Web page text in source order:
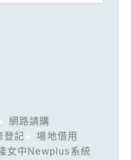
網路請購
登記
場地借用
女中Newplus系統